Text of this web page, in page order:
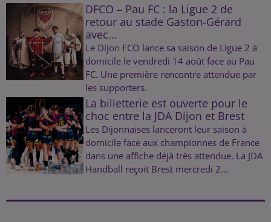
DFCO – Pau FC : la Ligue 2 de
retour au stade Gaston-Gérard
avec...
Le Dijon FCO lance sa saison de Ligue 2 à
domicile le vendredi 14 août face au Pau
FC. Une première rencontre attendue par
les supporters.
La billetterie est ouverte pour le
choc entre la JDA Dijon et Brest
Les Dijonnaises lanceront leur saison à
domicile face aux championnes de France
dans une affiche déjà très attendue. La JDA
Handball reçoit Brest mercredi 2...